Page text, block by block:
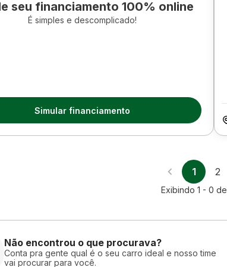
seu financiamento 100% online
É simples e descomplicado!
Simular financiamento
1 2
Exibindo 1 - 0 de
Não encontrou o que procurava?
Conta pra gente qual é o seu carro ideal e nosso time
vai procurar para você.